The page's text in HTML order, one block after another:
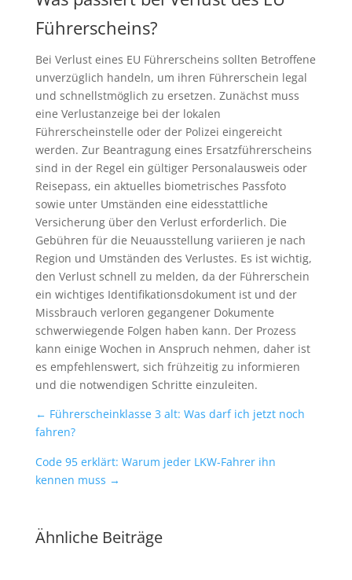
Führerscheins?
Bei Verlust eines EU Führerscheins sollten Betroffene
unverzüglich handeln, um ihren Führerschein legal
und schnellstmöglich zu ersetzen. Zunächst muss
eine Verlustanzeige bei der lokalen
Führerscheinstelle oder der Polizei eingereicht
werden. Zur Beantragung eines Ersatzführerscheins
sind in der Regel ein gültiger Personalausweis oder
Reisepass, ein aktuelles biometrisches Passfoto
sowie unter Umständen eine eidesstattliche
Versicherung über den Verlust erforderlich. Die
Gebühren für die Neuausstellung variieren je nach
Region und Umständen des Verlustes. Es ist wichtig,
den Verlust schnell zu melden, da der Führerschein
ein wichtiges Identifikationsdokument ist und der
Missbrauch verloren gegangener Dokumente
schwerwiegende Folgen haben kann. Der Prozess
kann einige Wochen in Anspruch nehmen, daher ist
es empfehlenswert, sich frühzeitig zu informieren
und die notwendigen Schritte einzuleiten.
← Führerscheinklasse 3 alt: Was darf ich jetzt noch
fahren?
Code 95 erklärt: Warum jeder LKW-Fahrer ihn
kennen muss →
Ähnliche Beiträge